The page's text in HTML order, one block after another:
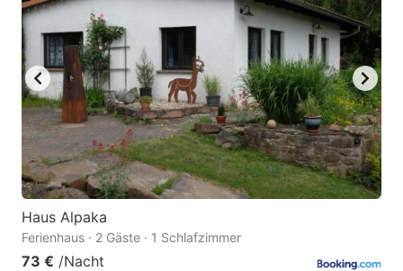
Haus Alpaka
Ferienhaus · 2 Gäste · 1 Schlafzimmer
73 € /Nacht